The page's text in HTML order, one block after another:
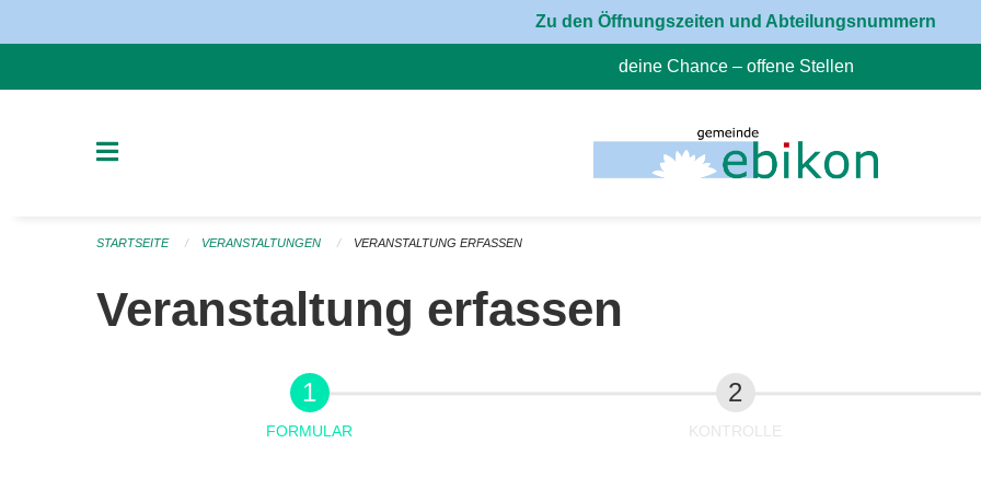
Zu den Öffnungszeiten und Abteilungsnummern
deine Chance – offene Stellen
STARTSEITE VERANSTALTUNGEN VERANSTALTUNG ERFASSEN
Veranstaltung erfassen
FORMULAR KONTROLLE